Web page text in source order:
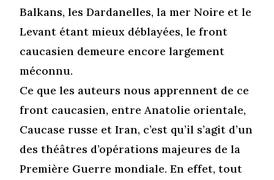
Balkans, les Dardanelles, la mer Noire et le
Levant étant mieux déblayées, le front
caucasien demeure encore largement
méconnu.
Ce que les auteurs nous apprennent de ce
front caucasien, entre Anatolie orientale,
Caucase russe et Iran, c’est qu’il s’agit d’un
des théâtres d’opérations majeures de la
Première Guerre mondiale. En effet, tout